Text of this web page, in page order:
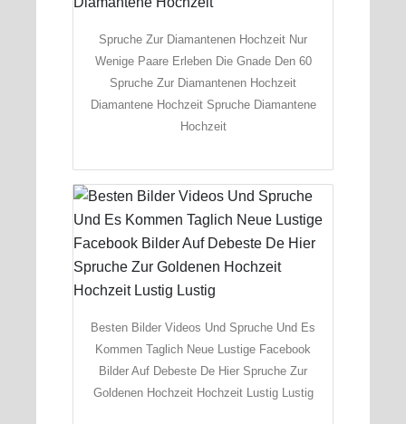
Spruche Zur Diamantenen Hochzeit Nur
Wenige Paare Erleben Die Gnade Den 60
Spruche Zur Diamantenen Hochzeit
Diamantene Hochzeit Spruche Diamantene
Hochzeit
Besten Bilder Videos Und Spruche Und Es
Kommen Taglich Neue Lustige Facebook
Bilder Auf Debeste De Hier Spruche Zur
Goldenen Hochzeit Hochzeit Lustig Lustig